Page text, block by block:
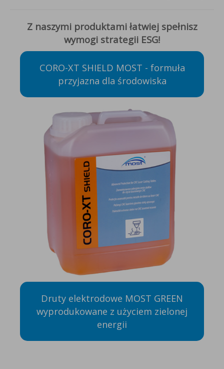
Z naszymi produktami łatwiej spełnisz
wymogi strategii ESG!
CORO-XT SHIELD MOST - formuła
przyjazna dla środowiska
Druty elektrodowe MOST GREEN
wyprodukowane z użyciem zielonej
energii